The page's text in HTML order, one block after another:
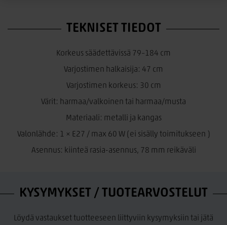
varjostin – kevyt ja raikas kokonaisuus
moderni ja graafinen ilme
Valaisin sopii erinomaisesti ruokailutilaan, olohuoneeseen,
keittiöön tai työpisteen yläpuolelle, ja sen hillitty värimaailma
istuu monenlaiseen sisustukseen.
säädettävyyden ja pehmeän valaistuksen – täydellinen
valinta, kun haluat luoda rauhallisen ja viimeistellyn
ja käytännöllisen valaistuksen. Mallisto sisältää sekä näyttäviä
täydellisiä niin koteihin kuin julkisiin tiloihin.
TEKNISET TIEDOT
Korkeus säädettävissä 79–184 cm
Varjostimen halkaisija: 47 cm
Varjostimen korkeus: 30 cm
Värit: harmaa/valkoinen tai harmaa/musta
Materiaali: metalli ja kangas
Valonlähde: 1 × E27 / max 60 W (ei sisälly toimitukseen )
Asennus: kiinteä rasia-asennus, 78 mm reikäväli
KYSYMYKSET / TUOTEARVOSTELUT
Löydä vastaukset tuotteeseen liittyviin kysymyksiin tai jätä